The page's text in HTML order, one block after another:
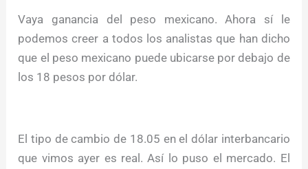
Vaya ganancia del peso mexicano. Ahora sí le
podemos creer a todos los analistas que han dicho
que el peso mexicano puede ubicarse por debajo de
los 18 pesos por dólar.
El tipo de cambio de 18.05 en el dólar interbancario
que vimos ayer es real. Así lo puso el mercado. El